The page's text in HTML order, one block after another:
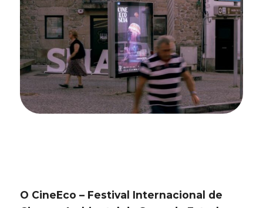
O CineEco – Festival Internacional de